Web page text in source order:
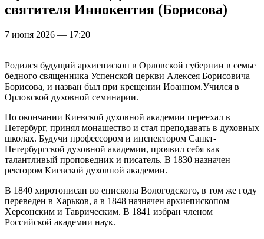
святителя Иннокентия (Борисова)
7 июня 2026 — 17:20
Родился будущий архиепископ в Орловской губернии в семье
бедного священника Успенской церкви Алексея Борисовича
Борисова, и назван был при крещении Иоанном.Учился в
Орловской духовной семинарии.
По окончании Киевской духовной академии переехал в
Петербург, принял монашество и стал преподавать в духовных
школах. Будучи профессором и инспектором Санкт-
Петербургской духовной академии, проявил себя как
талантливый проповедник и писатель. В 1830 назначен
ректором Киевской духовной академии.
В 1840 хиротонисан во епископа Вологодского, в том же году
переведен в Харьков, а в 1848 назначен архиепископом
Херсонским и Таврическим. В 1841 избран членом
Российской академии наук.